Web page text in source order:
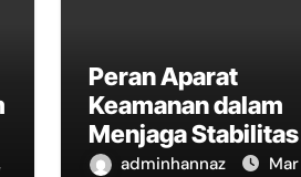
Peran Aparat
Keamanan dalam
Menjaga Stabilitas
Negara
adminhannaz